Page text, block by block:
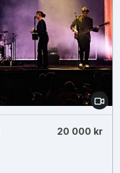
20 000 kr